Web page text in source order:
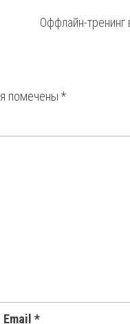
Оффлайн-
помечены *
Email *